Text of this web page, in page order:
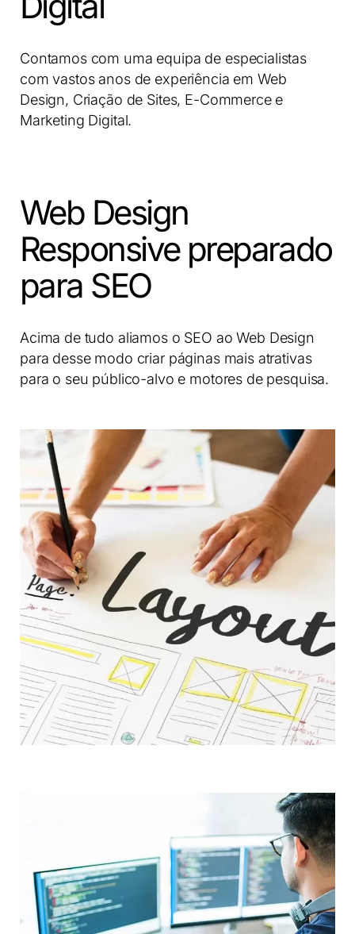
Contamos com uma equipa de especialistas
com vastos anos de experiência em Web
Design, Criação de Sites, E-Commerce e
Marketing Digital.
Web Design
Responsive preparado
para SEO
Acima de tudo aliamos o SEO ao Web Design
para desse modo criar páginas mais atrativas
para o seu público-alvo e motores de pesquisa.